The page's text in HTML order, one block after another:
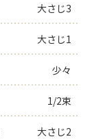
大さじ3
大さじ1
少々
1/2束
大さじ2